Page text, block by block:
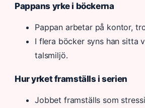
Pappans yrke i böckerna
Pappan arbetar på kontor,
I flera böcker syns han sitta
talsmiljö.
Hur yrket framställs i serien
Jobbet framställs som